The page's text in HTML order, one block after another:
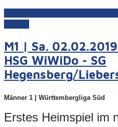
M1 | Sa.
HSG WiWiDo - SG
Hegensberg/
Männer 1 | Württembergliga Süd
Erstes Heimspiel im